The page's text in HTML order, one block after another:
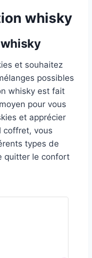
whisky
et souhaitez
possibles
whisky est fait
pour vous
et apprécier
coffret, vous
types de
quitter le confort